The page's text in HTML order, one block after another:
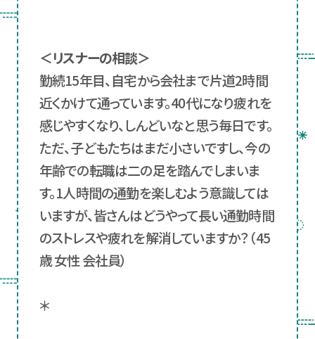
＜リスナーの相談＞
勤続15年目、自宅から会社まで片道2時間
近くかけて通っています。40代になり疲れを
感じやすくなり、しんどいなと思う毎日です。
ただ、子どもたちはまだ小さいですし、今の
年齢での転職は二の足を踏んでしまいま
す。1人時間の通勤を楽しむよう意識しては
いますが、皆さんはどうやって長い通勤時間
のストレスや疲れを解消していますか？（45
歳 女性 会社員）
＊